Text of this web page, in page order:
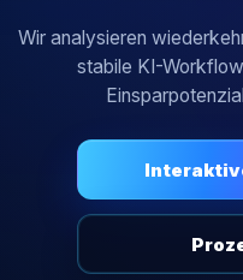
Wir analysieren
stabile KI-